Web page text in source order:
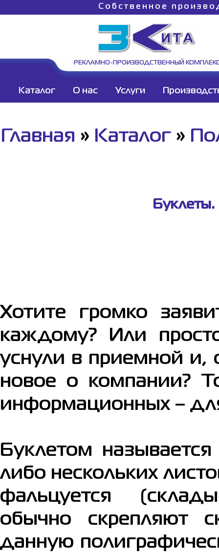
Собственное
РЕКЛАМНО-ПРОИЗВОДСТВЕННЫЙ
Каталог О нас Услуги
Главная » Каталог»
Буклеты.
Хотите громко
каждому? Или
уснули в приемной и,
новое о компании?
информационных –
Буклетом
либо нескольких
фальцуется
обычно скрепляют
данную